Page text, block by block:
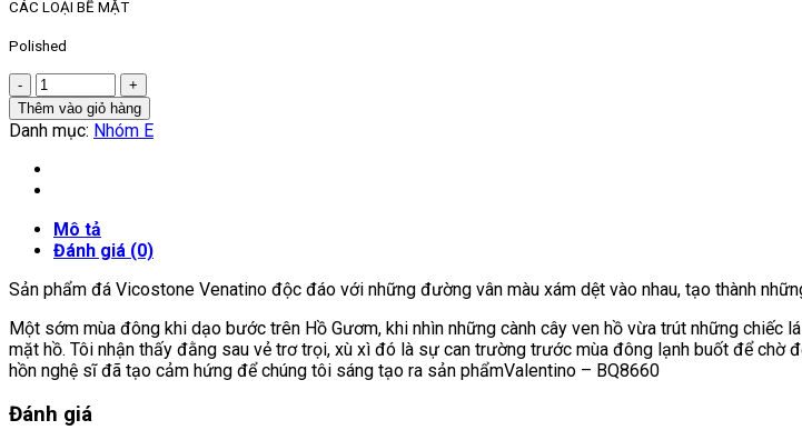
CÁC LOẠI BỀ MẶT
Polished
Số
lượng
Thêm vào giỏ hàng
Danh mục: Nhóm E
Mô tả
Đánh giá (0)
Sản phẩm đá Vicostone Venatino độc đáo với những đường vân màu xám dệt vào nhau, tạo thành
Một sớm mùa đông khi dạo bước trên Hồ Gươm, khi nhìn những cành cây ven hồ vừa trút những
mặt hồ. Tôi nhận thấy đằng sau vẻ trơ trọi, xù xì đó là sự can trường trước mùa đông lạnh buốt để chờ
hồn nghệ sĩ đã tạo cảm hứng để chúng tôi sáng tạo ra sản phẩmValentino – BQ8660
Đánh giá